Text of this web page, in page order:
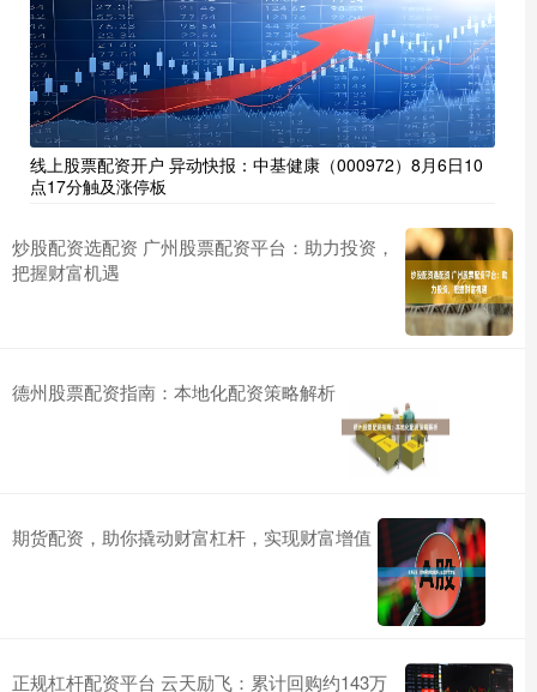
线上股票配资开户 异动快报：中基健康（000972）8月6日10
点17分触及涨停板
炒股配资选配资 广州股票配资平台：助力投资，
把握财富机遇
德州股票配资指南：本地化配资策略解析
期货配资，助你撬动财富杠杆，实现财富增值
正规杠杆配资平台 云天励飞：累计回购约143万